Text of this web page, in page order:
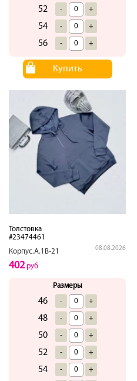
52 - +
54 - +
56 - +
Купить
Толстовка
#23474461
Корпус.А.1В-21
08.08.2026
402руб
Размеры
46 - +
48 - +
50 - +
52 - +
54 - +